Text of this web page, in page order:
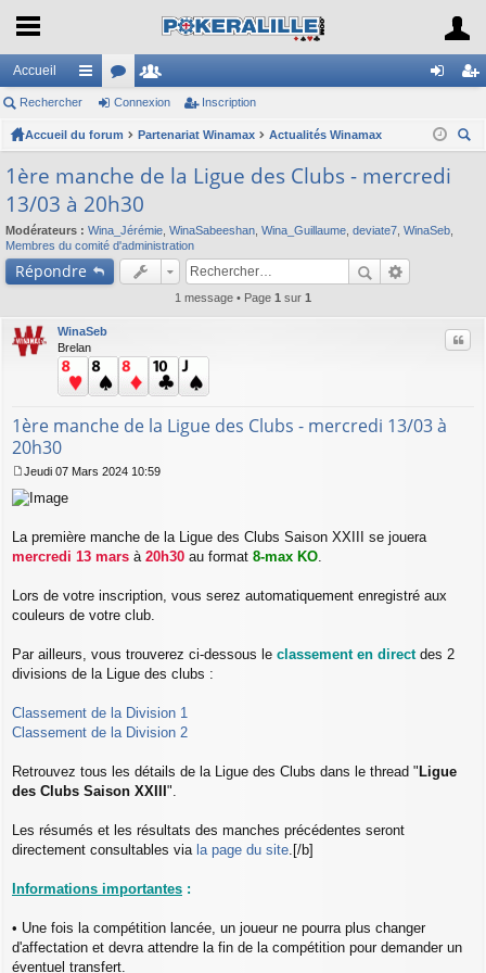
Accueil
ac
co
ci
s
or
u
m
s
e
m
br
ne
xi
cri
Rechercher Connexion Inscription
Accueil du forum Partenariat Winamax
Actualités Winamax
1ère manche de la Ligue des Clubs - mercredi
13/03 à 20h30
Modérateurs : Wina_Jérémie WinaSabeeshan Wina_Guillaume deviate7 WinaSeb
Membres du comité d'administration
Répondre
1 message • Page 1 sur 1
WinaSeb
Brelan
1ère manche de la Ligue des Clubs - mercredi 13/03 à
20h30
Citer
e
s
g
Jeudi 07 Mars 2024 10:59
La première manche de la Ligue des Clubs Saison XXIII se jouera
mercredi 13 mars à 20h30 au format 8-max KO.
Lors de votre inscription, vous serez automatiquement enregistré aux
couleurs de votre club.
Par ailleurs, vous trouverez ci-dessous le classement en directdes 2
divisions de la Ligue des clubs :
Classement de la Division 1
Classement de la Division 2
Retrouvez tous les détails de la Ligue des Clubs dans le thread " Ligue
des Clubs Saison XXIII ".
Les résumés et les résultats des manches précédentes seront
directement consultables via la page du site.[/b]
Informations importantes :
• Une fois la compétition lancée, un joueur ne pourra plus changer
d'affectation et devra attendre la fin de la compétition pour demander un
éventuel transfert.